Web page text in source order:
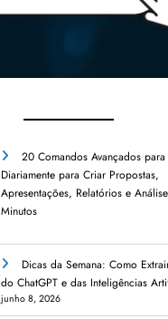
20 Comandos Avançados para
Diariamente para Criar Propostas,
Apresentações, Relatórios e
Minutos
Dicas da Semana: Como
do ChatGPT e das Inteligências
junho 8, 2026